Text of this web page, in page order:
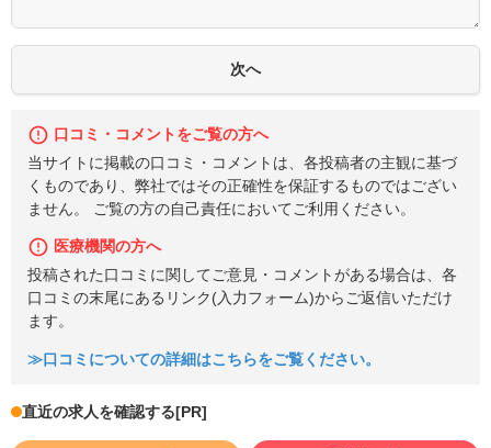
口コミ・コメントをご覧の方へ
当サイトに掲載の口コミ・コメントは、各投稿者の主観に基づ
くものであり、弊社ではその正確性を保証するものではござい
ません。 ご覧の方の自己責任においてご利用ください。
医療機関の方へ
投稿された口コミに関してご意見・コメントがある場合は、各
口コミの末尾にあるリンク(入力フォーム)からご返信いただけ
ます。
≫口コミについての詳細はこちらをご覧ください。
直近の求人を確認する[PR]